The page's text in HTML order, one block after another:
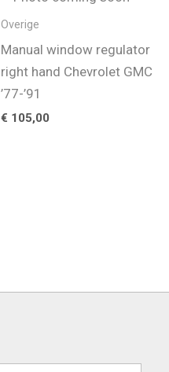
Overige
Manual window regulator
right hand Chevrolet GMC
’77-’91
€ 105,00